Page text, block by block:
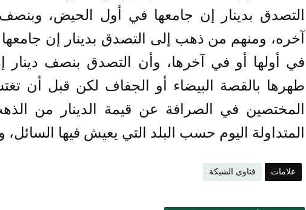
التصدق بدينار إن جامعها في أول الحيض،
آخره، ومنهم من ذهب إلى التصدق بدينار إن
في أولها أو في آخرها، وأن التصدق بنصف دينار
طهرها بالقصة البيضاء أو الجفاف لكن قبل أن
المختصين في الصرافة عن قيمة الدينار من
المتداولة اليوم حسب البلد التي يعيش فيها السائل،
علامات فتاوى الشبكة